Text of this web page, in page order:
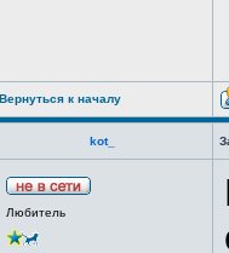
Вернуться к началу
kot_
Любитель